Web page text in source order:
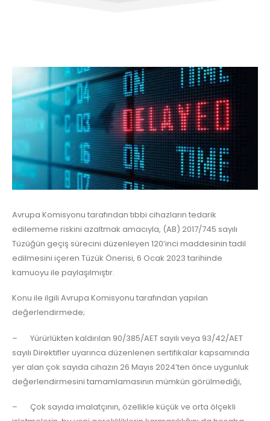
Avrupa Komisyonu tarafından tıbbi cihazların tedarik
edilememe riskini azaltmak amacıyla, (AB) 2017/745 sayılı
Tüzüğün geçiş sürecini düzenleyen 120’inci maddesinin tadil
edilmesini içeren Tüzük Önerisi, 6 Ocak 2023 tarihinde
kamuoyu ile paylaşılmıştır.
Konu ile ilgili Avrupa Komisyonu tarafından yapılan
değerlendirmede;
– Yürürlükten kaldırılan 90/385/AET sayılı veya 93/42/AET
sayılı Direktifler uyarınca düzenlenen sertifikalar kapsamında
yer alan çok sayıda cihazın 26 Mayıs 2024’ten önce uygunluk
değerlendirmesini tamamlamasının mümkün görülmediği,
– Çok sayıda imalatçının, özellikle küçük ve orta ölçekli